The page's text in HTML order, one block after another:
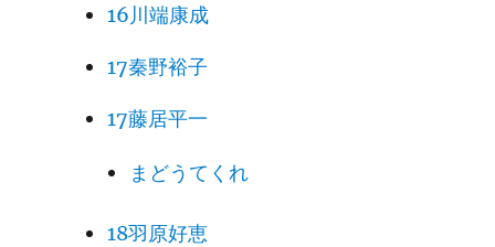
16川端康成
17秦野裕子
17藤居平一
まどうてくれ
18羽原好恵